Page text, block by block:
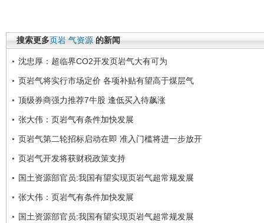
搜索更多页岩 气资源 的新闻
沈忠厚：超临界CO2开发页岩气大有可为
页岩气将实行市场定价 各项补贴有望高于煤层气
顶级券商强力推荐7牛股 逢低买入待飙涨
张大伟：页岩气有条件加快发展
页岩气第二轮招标启动在即 准入门槛将进一步放开
页岩气开发将获财税政策支持
国土资源部官员:我国有望实现页岩气超常规发展
张大伟：页岩气有条件加快发展
国土资源部官员:我国有望实现页岩气超常规发展